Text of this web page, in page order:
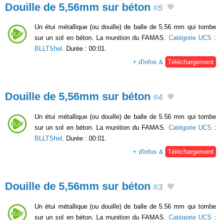
Douille de 5,56mm sur béton #5
Un étui métallique (ou douille) de balle de 5.56 mm qui tombe
sur un sol en béton. La munition du FAMAS. Catégorie UCS :
BLLTShel . Durée : 00:01.
+ d'infos & Téléchargement
Douille de 5,56mm sur béton #4
Un étui métallique (ou douille) de balle de 5.56 mm qui tombe
sur un sol en béton. La munition du FAMAS. Catégorie UCS :
BLLTShel
. Durée : 00:01.
+ d'infos &
Téléchargement
Douille de 5,56mm sur béton #3
Un étui métallique (ou douille) de balle de 5.56 mm qui tombe
sur un sol en béton. La munition du FAMAS. Catégorie UCS :